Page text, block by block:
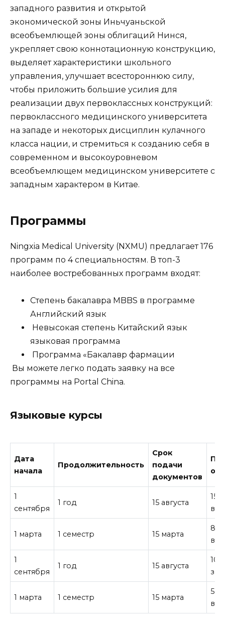
западного развития и открытой
экономической зоны Иньчуаньской
всеобъемлющей зоны облигаций Нинся,
укрепляет свою коннотационную конструкцию,
выделяет характеристики школьного
управления, улучшает всестороннюю силу,
чтобы приложить большие усилия для
реализации двух первоклассных конструкций:
первоклассного медицинского университета
на западе и некоторых дисциплин кулачного
класса нации, и стремиться к созданию себя в
современном и высокоуровневом
всеобъемлющем медицинском университете с
западным характером в Китае.
Программы
Ningxia Medical University (NXMU) предлагает 176
программ по 4 специальностям. В топ-3
наиболее востребованных программ входят:
Степень бакалавра MBBS в программе
Английский язык
Невысокая степень Китайский язык
языковая программа
Программа «Бакалавр фармации
Вы можете легко подать заявку на все
программы на Portal China.
Языковые курсы
Дата
начала
Продолжительность
Срок
подачи
документов
1
сентября
1 год 15 августа
все
1 марта 1 семестр 15 марта
все
1
сентября
1 год 15 августа
за
1 марта 1 семестр 15 марта
все